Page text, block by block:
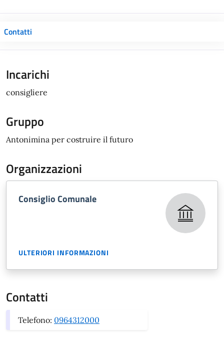
Contatti
Incarichi
consigliere
Gruppo
Antonimina per costruire il futuro
Organizzazioni
Consiglio Comunale
ULTERIORI INFORMAZIONI
Contatti
Telefono: 0964312000